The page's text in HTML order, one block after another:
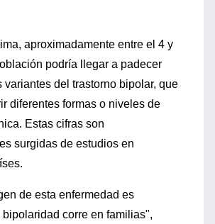
aproximadamente entre el 4 y
podría llegar a padecer
variantes del trastorno bipolar, que
diferentes formas o niveles de
Estas cifras son
surgidas de estudios en
de esta enfermedad es
corre en familias",